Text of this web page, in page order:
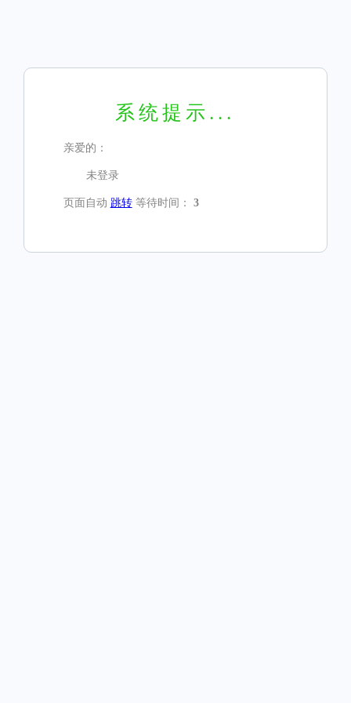
系统提示...
亲爱的：
未登录
页面自动 跳转等待时间： 3